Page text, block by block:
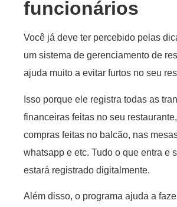
funcionários
Você já deve ter percebido pelas
um sistema de gerenciamento de
ajuda muito a evitar furtos no seu
Isso porque ele registra todas as
financeiras feitas no seu
compras feitas no balcão, nas
whatsapp e etc. Tudo o que entra e
estará registrado digitalmente.
Além disso, o programa ajuda a